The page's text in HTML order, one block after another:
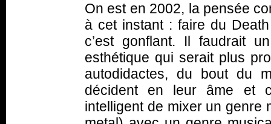
On est en 2002, la pensée
à cet instant : faire du
c’est gonflant. Il faudrait
esthétique qui serait plus
autodidactes, du bout du
décident en leur âme et
intelligent de mixer un genre